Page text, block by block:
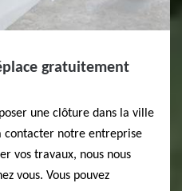
gratuitement
une clôture dans la ville
contacter notre entreprise
vos travaux, nous nous
vous. Vous pouvez